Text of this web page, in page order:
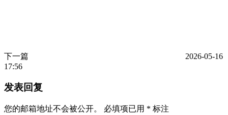
下一篇
2026-05-16
17:56
发表回复
您的邮箱地址不会被公开。 必填项已用 * 标注